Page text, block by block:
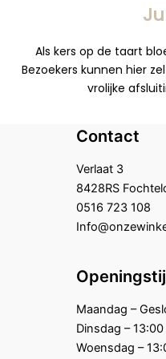
Als kers op de taart
Bezoekers kunnen hier
vrolijke
Contact
Verlaat 3
8428RS
0516 723 108
Maandag –
Dinsdag –
Woensdag –